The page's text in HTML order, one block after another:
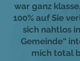
war ganz
100% auf Sie
sich nahtlos
Gemeinde“
mich total